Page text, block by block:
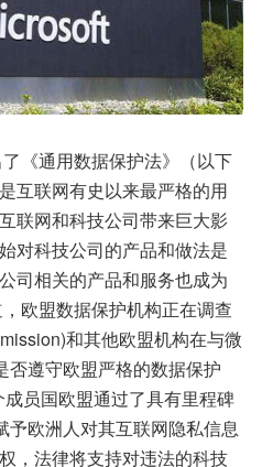
《通用数据保护法》（以下
互联网有史以来最严格的用
联网和科技公司带来巨大影
对科技公司的产品和做法是
司相关的产品和服务也成为
欧盟数据保护机构正在调查
和其他欧盟机构在与微
否遵守欧盟严格的数据保护
员国欧盟通过了具有里程碑
予欧洲人对其互联网隐私信息
，法律将支持对违法的科技